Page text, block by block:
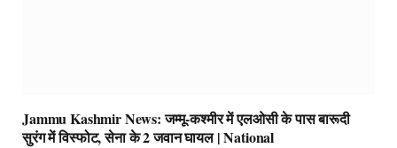
Jammu Kashmir News: जम्मू-कश्मीर में एलओसी के पास बारूदी
सुरंग में विस्फोट, सेना के 2 जवान घायल | National